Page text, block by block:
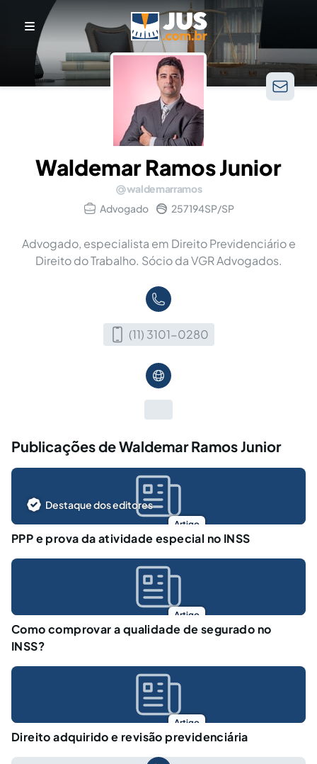
Waldemar Ramos Junior
waldemarramos
Advogado
257194SP/SP
Advogado, especialista em Direito Previdenciário e
Direito do Trabalho. Sócio da VGR Advogados.
(11) 3101-0280
Publicações de Waldemar Ramos Junior
Artigo
Destaque dos editores
PPP e prova da atividade especial no INSS
Artigo
Como comprovar a qualidade de segurado no
INSS?
Artigo
Direito adquirido e revisão previdenciária